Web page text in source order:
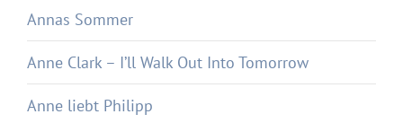
Annas Sommer
Anne Clark – I’ll Walk Out Into Tomorrow
Anne liebt Philipp